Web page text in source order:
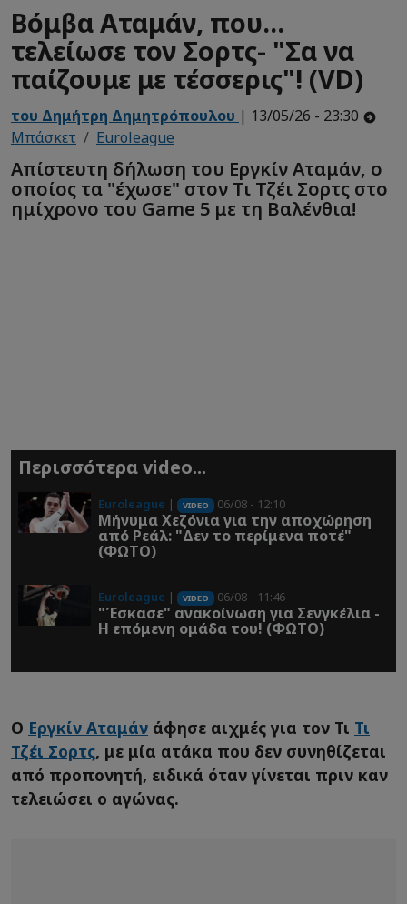
Βόμβα Αταμάν, που...
τελείωσε τον Σορτς- "Σα να
παίζουμε με τέσσερις"! (VD)
του Δημήτρη Δημητρόπουλου | 13/05/26 - 23:30
Μπάσκετ
Euroleague
Απίστευτη δήλωση του Εργκίν Αταμάν, ο
οποίος τα "έχωσε" στον Τι Τζέι Σορτς στο
ημίχρονο του Game 5 με τη Βαλένθια!
Περισσότερα video...
Euroleague | VIDEO 06/08 - 12:10
Μήνυμα Χεζόνια για την αποχώρηση
από Ρεάλ: "Δεν το περίμενα ποτέ"
(ΦΩΤΟ)
Euroleague | VIDEO 06/08 - 11:46
"Έσκασε" ανακοίνωση για Σενγκέλια -
Η επόμενη ομάδα του! (ΦΩΤΟ)
Ο Εργκίν Αταμάν άφησε αιχμές για τον Τι Τι
Τζέι Σορτς, με μία ατάκα που δεν συνηθίζεται
από προπονητή, ειδικά όταν γίνεται πριν καν
τελειώσει ο αγώνας.